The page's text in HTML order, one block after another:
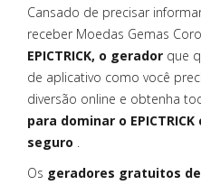
Cansado de precisar
receber Moedas Gemas
EPICTRICK, o gerador que
de aplicativo como você
diversão online e obtenha
para dominar o
seguro .
Os geradores gratuitos